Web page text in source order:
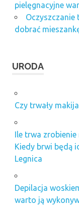
pielęgnacyjne
dobrać
URODA
Czy trwały
Ile trwa
Kiedy brwi będą
Legnica
Depilacja
warto ją